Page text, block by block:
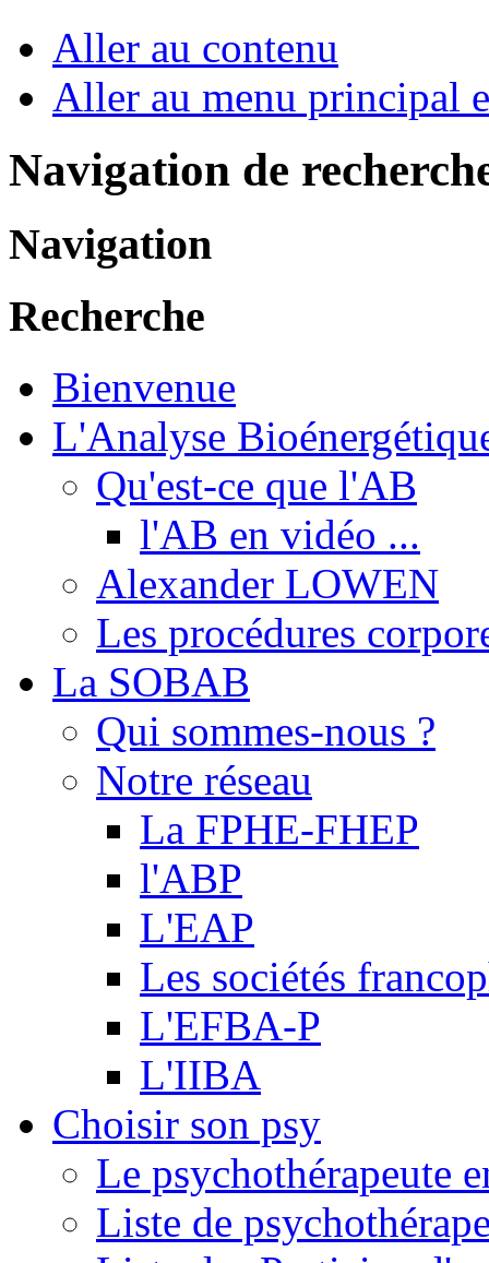
Aller au contenu
Aller au menu principal
Navigation de
Navigation
Recherche
Bienvenue
L'Analyse
Qu'est-ce que l'AB
l'AB en vidéo ...
Alexander LOWEN
Les procédures
La SOBAB
Qui sommes-nous ?
Notre réseau
La FPHE-FHEP
l'ABP
L'EAP
Les sociétés
L'EFBA-P
L'IIBA
Choisir son psy
Le psychothérapeute
Liste de